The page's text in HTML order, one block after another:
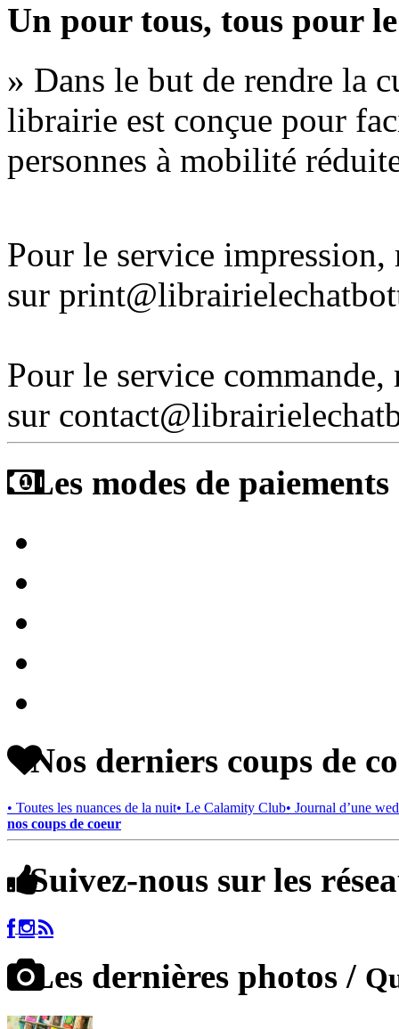
Un pour tous, tous pour
» Dans le but de rendre la
librairie est conçue pour
personnes à mobilité
Pour le service
sur
Pour le service
sur
Les modes de
Nos derniers coups de
• Toutes les nuances de la nuit• Le Calamity Club• Journal d’une
nos coups de coeur
Suivez-nous sur les
Les dernières photos /